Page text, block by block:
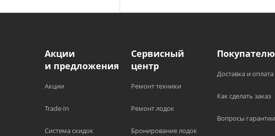
Акции
и предложения
Акции
Trade-In
Система скидок
Сервисный
центр
Ремонт техники
Ремонт лодок
Бронирование лодок
Покупателю
Доставка и оплата
Как сделать заказ
Вопросы гарантии